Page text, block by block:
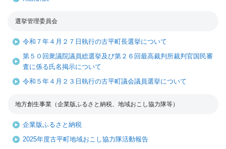
選挙管理委員会
令和７年４月２７日執行の古平町長選挙について
第５０回衆議院議員総選挙及び第２６回最高裁判所裁判官国民審
査に係る氏名掲示について
令和５年４月２３日執行の古平町議会議員選挙について
地方創生事業（企業版ふるさと納税、地域おこし協力隊等）
企業版ふるさと納税
2025年度古平町地域おこし協力隊活動報告